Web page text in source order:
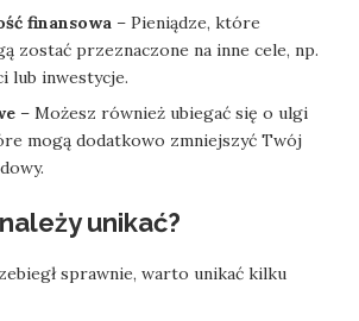
finansowa – Pieniądze, które
zostać przeznaczone na inne cele, np.
lub inwestycje.
– Możesz również ubiegać się o ulgi
mogą dodatkowo zmniejszyć Twój
unikać?
sprawnie, warto unikać kilku